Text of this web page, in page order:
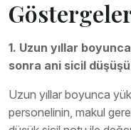
1. Uzun yıllar
sonra ani sicil düşüşü
Uzun yıllar boyunca
personelinin, makul